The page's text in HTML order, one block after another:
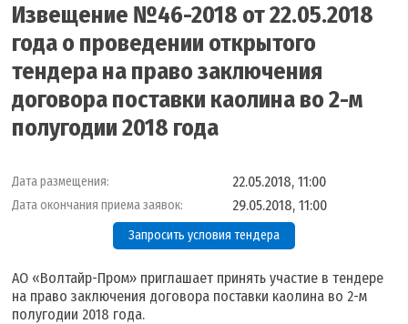
Извещение №46-2018 от 22.05.2018
года о проведении открытого
тендера на право заключения
договора поставки каолина во 2-м
полугодии 2018 года
Дата размещения: 22.05.2018, 11:00
Дата окончания приема заявок: 29.05.2018, 11:00
Запросить условия тендера
АО «Волтайр-Пром» приглашает принять участие в тендере
на право заключения договора поставки каолина во 2-м
полугодии 2018 года.